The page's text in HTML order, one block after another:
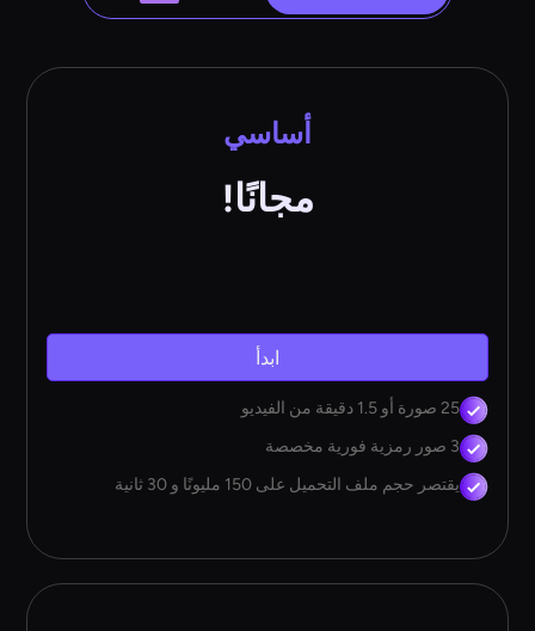
أساسي
مجانًا!
ابدأ
25 صورة أو 1.5 دقيقة من الفيديو
3 صور رمزية فورية مخصصة
يقتصر حجم ملف التحميل على 150 مليونًا و 30 ثانية